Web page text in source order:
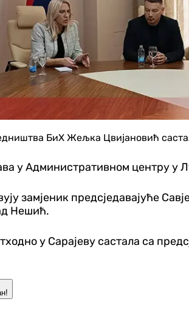
БиХ Жељка Цвијановић
у Административном центру у
замјеник предсједавајуће
Нешић.
у Сарајеву састала са